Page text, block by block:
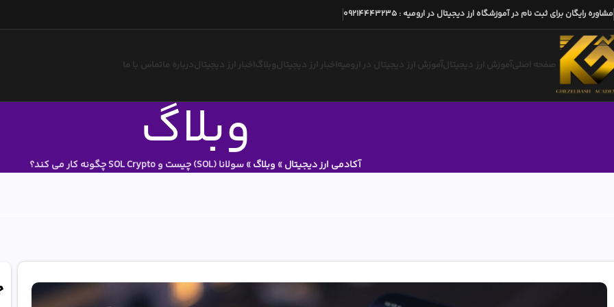
مشاوره رایگان برای ثبت نام در آموزشگاه ارز دیجیتال در ارومیه :
09214443235
صفحه اصلیآموزش ارز دیجیتالآموزش ارز دیجیتال در ارومیه اخبار ارز دیجیتالوبلاگ اخبار ارز دیجیتالدرباره ماتماس با ما
وبلاگ آکادمی ارز دیجیتال» وبلاگ»سولانا (SOL) چیست و SOL Crypto چگونه کار می کند؟